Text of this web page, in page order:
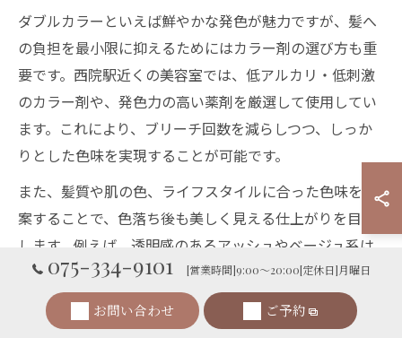
ダブルカラーといえば鮮やかな発色が魅力ですが、髪へ
の負担を最小限に抑えるためにはカラー剤の選び方も重
要です。西院駅近くの美容室では、低アルカリ・低刺激
のカラー剤や、発色力の高い薬剤を厳選して使用してい
ます。これにより、ブリーチ回数を減らしつつ、しっか
りとした色味を実現することが可能です。
また、髪質や肌の色、ライフスタイルに合った色味を提
案することで、色落ち後も美しく見える仕上がりを目指
します。例えば、透明感のあるアッシュやベージュ系は
ショートヘアにも人気が高く、髪のツヤや立体感を引き
出してくれます。ダメージレスにこだわる方は、事前カ
ウンセリングで具体的な色味の希望や不安点を伝えるこ
075-334-9101 [営業時間]9:00～20:00[定休日]月曜日
お問い合わせ ご予約